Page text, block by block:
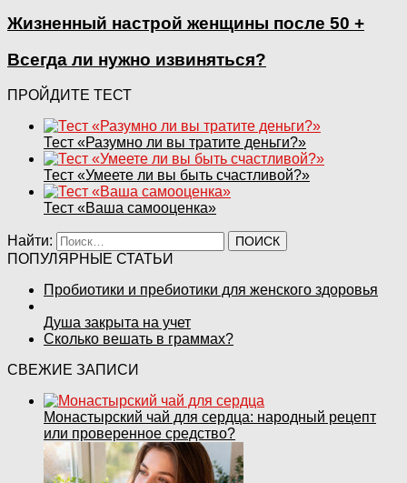
Жизненный настрой женщины после 50 +
Всегда ли нужно извиняться?
ПРОЙДИТЕ ТЕСТ
Тест «Разумно ли вы тратите деньги?»
Тест «Умеете ли вы быть счастливой?»
Тест «Ваша самооценка»
Найти:
ПОПУЛЯРНЫЕ СТАТЬИ
Пробиотики и пребиотики для женского здоровья
Душа закрыта на учет
Сколько вешать в граммах?
СВЕЖИЕ ЗАПИСИ
Монастырский чай для сердца: народный рецепт
или проверенное средство?